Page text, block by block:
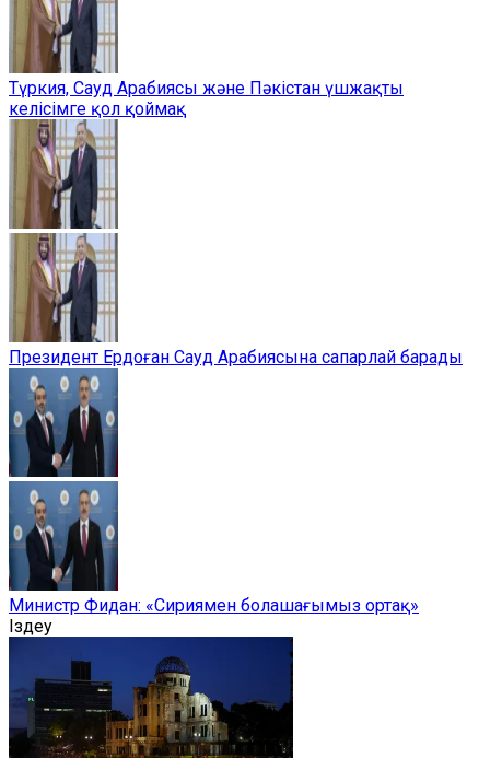
Түркия, Сауд Арабиясы және Пәкістан үшжақты
келісімге қол қоймақ
Президент Ердоған Сауд Арабиясына сапарлай барады
Министр Фидан: «Сириямен болашағымыз ортақ»
Іздеу